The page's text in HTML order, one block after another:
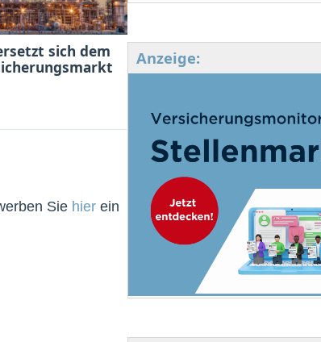
sich dem
Sie hier ein
Anzeige: